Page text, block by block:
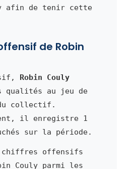
afin de tenir cette
de Robin
Robin Couly
qualités au jeu de
du collectif.
il enregistre 1
sur la période.
offensifs
Couly parmi les